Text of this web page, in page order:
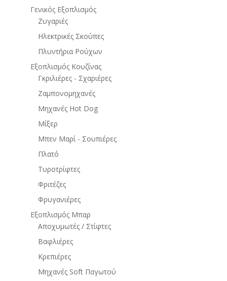
Γενικός Εξοπλισμός
Ζυγαριές
Ηλεκτρικές Σκούπες
Πλυντήρια Ρούχων
Εξοπλισμός Κουζίνας
Γκριλιέρες - Σχαριέρες
Ζαμπονομηχανές
Μηχανές Hot Dog
Μίξερ
Μπεν Μαρί - Σουπιέρες
Πλατό
Τυροτρίφτες
Φριτέζες
Φρυγανιέρες
Εξοπλισμός Μπαρ
Αποχυμωτές / Στίφτες
Βαφλιέρες
Κρεπιέρες
Μηχανές Soft Παγωτού